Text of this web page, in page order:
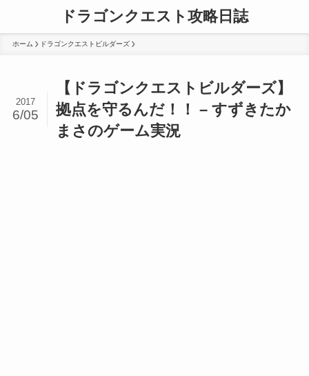
ドラゴンクエスト攻略日誌
ホーム ドラゴンクエストビルダーズ
【ドラゴンクエストビルダーズ】
拠点を守るんだ！！ – すずきたか
まさのゲーム実況
2017
6/05